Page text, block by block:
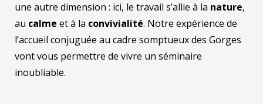
une autre dimension : ici, le travail s’allie à la nature,
au calme et à la convivialité. Notre expérience de
l’accueil conjuguée au cadre somptueux des Gorges
vont vous permettre de vivre un séminaire
inoubliable.